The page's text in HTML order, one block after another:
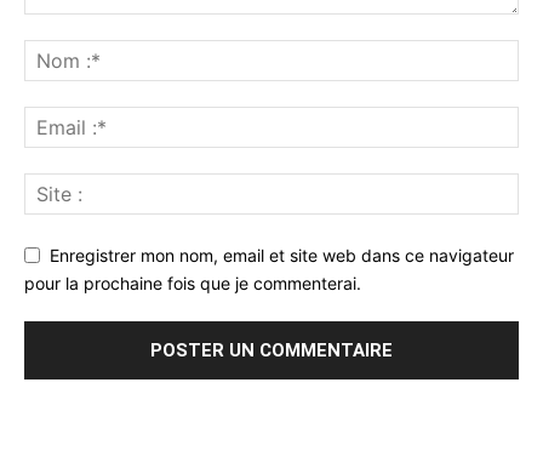
Enregistrer mon nom, email et site web dans ce navigateur
pour la prochaine fois que je commenterai.